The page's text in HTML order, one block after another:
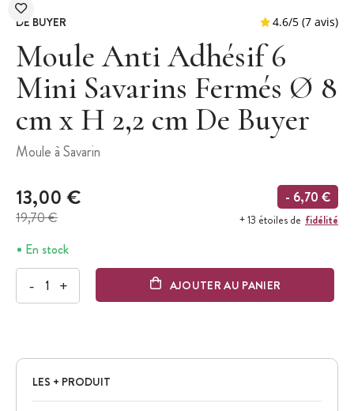
DE BUYER
Moule Anti Adhésif 6
Mini Savarins Fermés Ø 8
cm x H 2,2 cm De Buyer
Moule à Savarin
13,00 €
19,70 €
- 6,70 €
+ 13 étoiles de fidélité
En stock
- + AJOUTER AU PANIER
LES + PRODUIT